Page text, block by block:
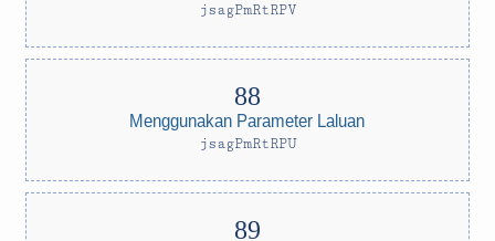
jsagPmRtRPV
Menggunakan Parameter Laluan
jsagPmRtRPU